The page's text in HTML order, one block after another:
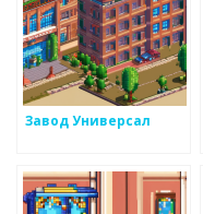
Завод Универсал